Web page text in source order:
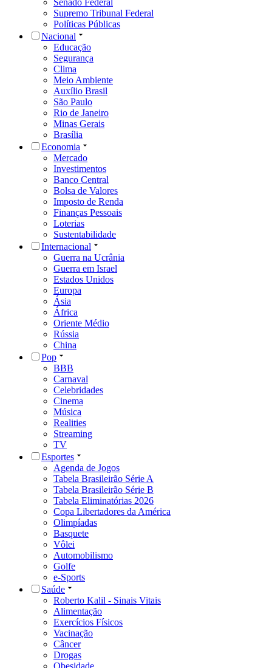
Supremo Tribunal Federal
Políticas Públicas
Nacional
Educação
Segurança
Clima
Meio Ambiente
Auxílio Brasil
São Paulo
Rio de Janeiro
Minas Gerais
Brasília
Economia
Mercado
Investimentos
Banco Central
Bolsa de Valores
Imposto de Renda
Finanças Pessoais
Loterias
Sustentabilidade
Internacional
Guerra na Ucrânia
Guerra em Israel
Estados Unidos
Europa
Ásia
África
Oriente Médio
Rússia
China
Pop
BBB
Carnaval
Celebridades
Cinema
Música
Realities
Streaming
TV
Esportes
Agenda de Jogos
Tabela Brasileirão Série A
Tabela Brasileirão Série B
Tabela Eliminatórias 2026
Copa Libertadores da América
Olimpíadas
Basquete
Vôlei
Automobilismo
Golfe
e-Sports
Saúde
Roberto Kalil - Sinais Vitais
Alimentação
Exercícios Físicos
Vacinação
Câncer
Drogas
Obesidade